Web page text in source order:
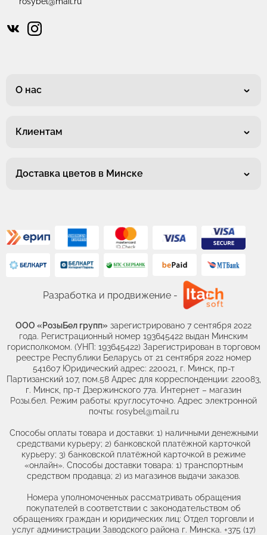
О нас
Клиентам
Доставка цветов в Минске
Разработка и продвижение -
ООО «РозыБел групп» зарегистрировано 7 сентября 2022
года. Регистрационный номер 193645422 выдан Минским
горисполкомом. (УНП: 193645422) Зарегистрирован в торговом
реестре Республики Беларусь от 21 сентября 2022 номер
541607 Юридический адрес: 220021, г. Минск, пр-т
Партизанский 107, пом.58 Адрес для корреспонденции: 220083,
г. Минск, пр-т Дзержинского 77а. Интернет – магазин
Розы.бел. Режим работы: круглосуточно. Адрес электронной
почты: rosybel@mail.ru
Способы оплаты товара и доставки: 1) наличными денежными
средствами курьеру; 2) банковской платёжной карточкой
курьеру; 3) банковской платёжной карточкой в режиме
«онлайн». Способы доставки товара: 1) транспортным
средством продавца; 2) из магазинов выдачи заказов.
Номера уполномоченных рассматривать обращения
покупателей в соответствии с законодательством об
обращениях граждан и юридических лиц: Отдел торговли и
услуг администрации Заводского района г. Минска. +375 (17)